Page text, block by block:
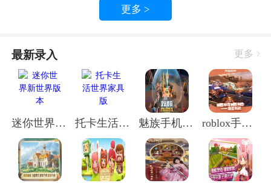
更多 >
最新录入 更多
迷你世界新世界版本 托卡生活世界家具版 魅族手机版迷你世界最新版本 roblox手机版安装中文版